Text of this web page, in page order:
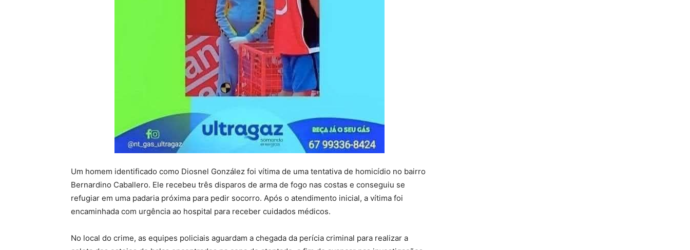
Um homem identificado como Diosnel González foi vítima de uma tentativa de homicídio no bairro
Bernardino Caballero. Ele recebeu três disparos de arma de fogo nas costas e conseguiu se
refugiar em uma padaria próxima para pedir socorro. Após o atendimento inicial, a vítima foi
encaminhada com urgência ao hospital para receber cuidados médicos.
No local do crime, as equipes policiais aguardam a chegada da perícia criminal para realizar a